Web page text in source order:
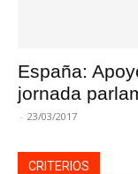
España:
jornada
- 23/03/2017
CRITERIOS